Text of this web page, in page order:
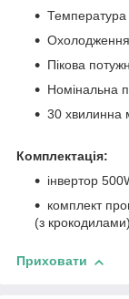
Температура
Пікова
Номінальна
30 хвилинна
Комплектація:
інвертор
комплект
(з
Приховати